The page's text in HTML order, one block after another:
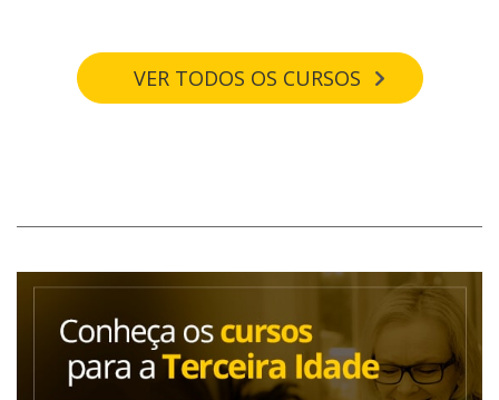
VER TODOS OS CURSOS